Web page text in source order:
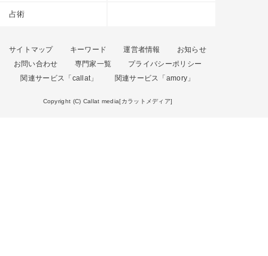
占術
サイトマップ キーワード 運営者情報
お知らせ
お問い合わせ
専門家一覧
プライバシーポリシー
関連サービス「callat」
関連サービス「amory」
Copyright (C) Callat media[カラットメディア]